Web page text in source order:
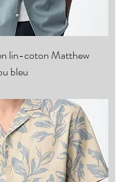
lin-coton Matthew
bleu